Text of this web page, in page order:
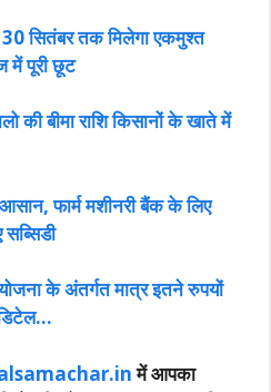
30 सितंबर तक मिलेगा एकमुश्त
में पूरी छूट
की बीमा राशि किसानों के खाते में
फार्म मशीनरी बैंक के लिए
के अंतर्गत मात्र इतने रुपयों
में आपका